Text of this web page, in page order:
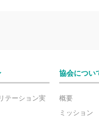
テーション実
協会につい
概要
ミッション